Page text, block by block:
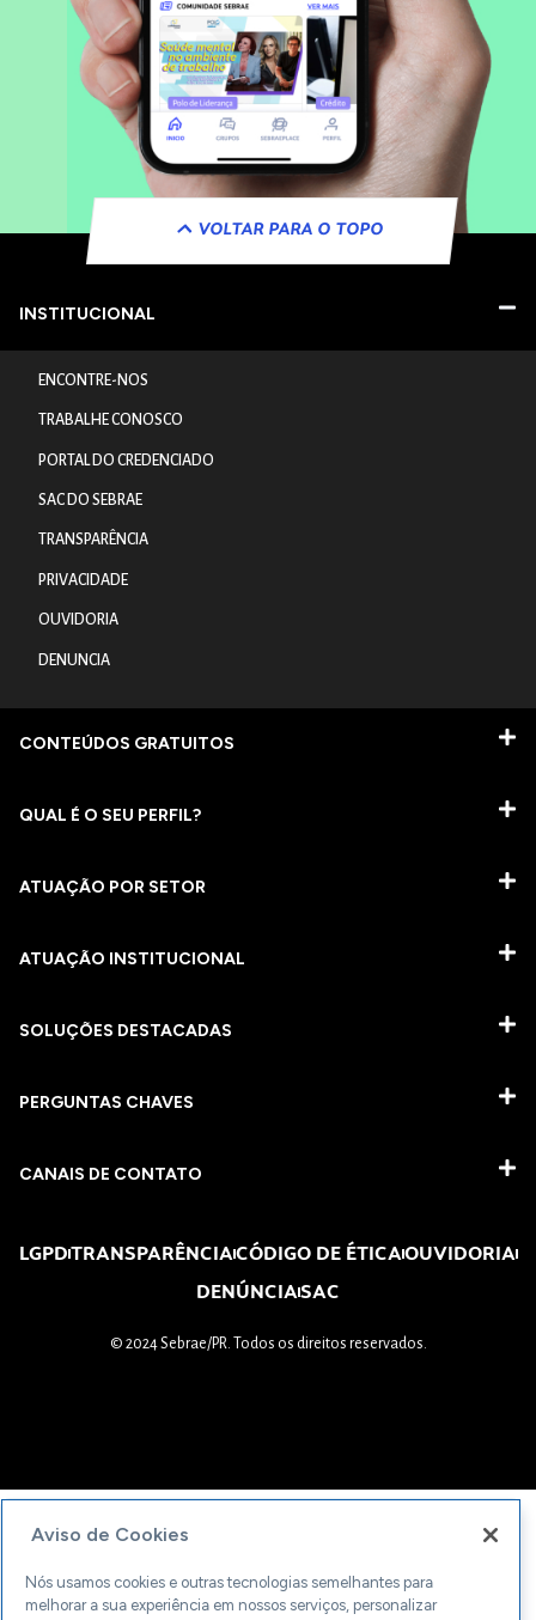
VOLTAR PARA O TOPO
INSTITUCIONAL
ENCONTRE-NOS
TRABALHE CONOSCO
PORTAL DO CREDENCIADO
SAC DO SEBRAE
TRANSPARÊNCIA
PRIVACIDADE
OUVIDORIA
DENUNCIA
CONTEÚDOS GRATUITOS
QUAL É O SEU PERFIL?
ATUAÇÃO POR SETOR
ATUAÇÃO INSTITUCIONAL
SOLUÇÕES DESTACADAS
PERGUNTAS CHAVES​
CANAIS DE CONTATO
LGPDTRANSPARÊNCIACÓDIGO DE ÉTICAOUVIDORIA
DENÚNCIASAC
© 2024 Sebrae/PR. Todos os direitos reservados.
Aviso de Cookies
Nós usamos cookies e outras tecnologias semelhantes para
melhorar a sua experiência em nossos serviços, personalizar